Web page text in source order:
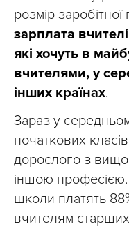
розмір заробітної
зарплата
які хочуть в
вчителями, у
інших країнах.
Зараз у
початкових
дорослого з
іншою
школи платять
вчителям